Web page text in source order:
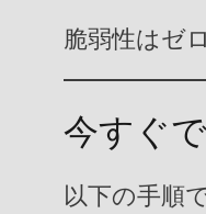
脆弱性はゼ
今すぐ
以下の手順